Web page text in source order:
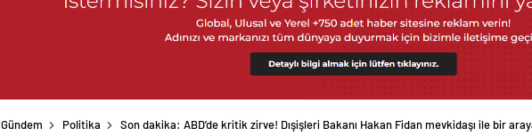
Gündem Politika Son dakika: ABD’de kritik zirve! Dışişleri Bakanı Hakan Fidan mevkidaşı ile bir